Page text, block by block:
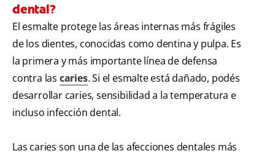
dental?
El esmalte protege las áreas internas más frágiles
de los dientes, conocidas como dentina y pulpa. Es
la primera y más importante línea de defensa
contra las caries. Si el esmalte está dañado, podés
desarrollar caries, sensibilidad a la temperatura e
incluso infección dental.
Las caries son una de las afecciones dentales más